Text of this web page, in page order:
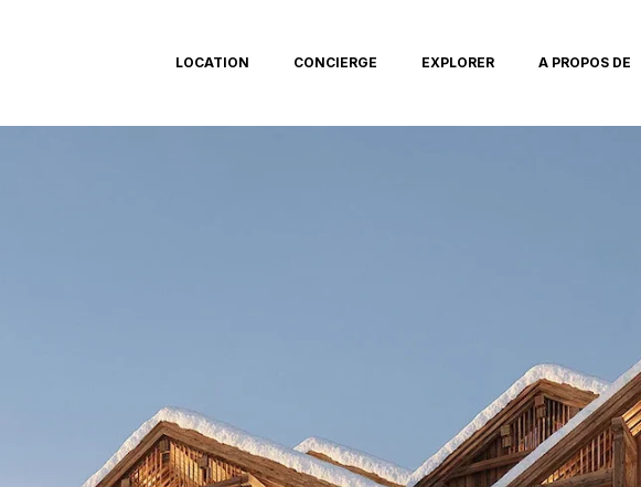
LOCATION CONCIERGE EXPLORER A PROPOS DE